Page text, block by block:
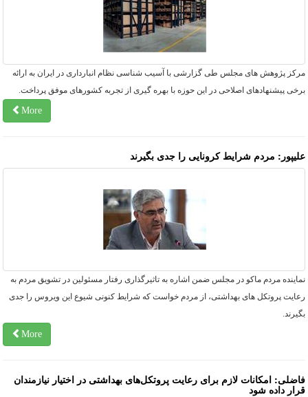
پژوهش های مجلس طی گزارشی با آسیب شناسی نظام انبارداری در ایران به ارائه
پیشنهادهای اصلاحی در این حوزه با بهره گیری از تجربه کشورهای موفق پرداخت.
More
مردم شرایط کرونایی را جدی بگیرند
مردم ماکو در مجلس ضمن اشاره به تاثیرگذاری رفتار مسئولین در تشویق مردم به
پروتکل های بهداشتی، از مردم خواست که شرایط کنونی شیوع این ویروس را جدی
More
امکانات لازم برای رعایت پروتکل‌های بهداشتی در اختیار نیازمندان
داده شود